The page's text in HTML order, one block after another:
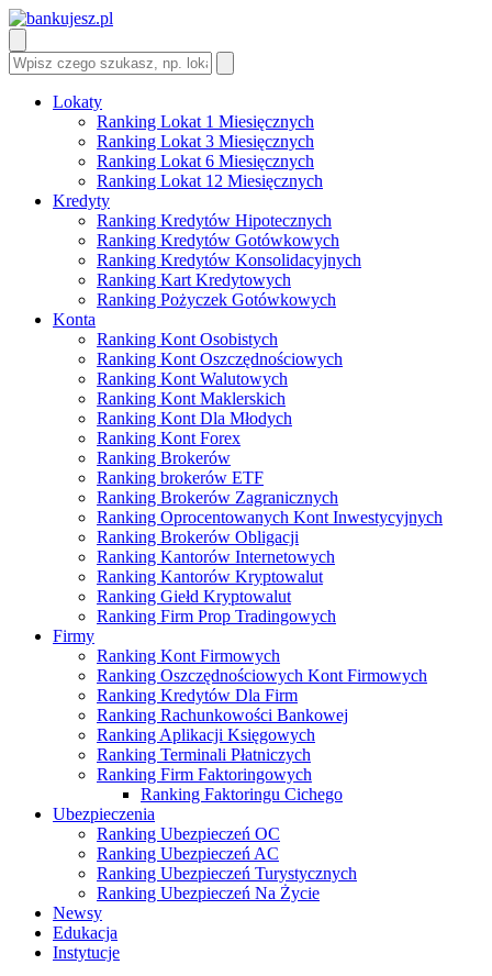
Lokaty
Ranking Lokat 1 Miesięcznych
Ranking Lokat 3 Miesięcznych
Ranking Lokat 6 Miesięcznych
Ranking Lokat 12 Miesięcznych
Kredyty
Ranking Kredytów Hipotecznych
Ranking Kredytów Gotówkowych
Ranking Kredytów Konsolidacyjnych
Ranking Kart Kredytowych
Ranking Pożyczek Gotówkowych
Konta
Ranking Kont Osobistych
Ranking Kont Oszczędnościowych
Ranking Kont Walutowych
Ranking Kont Maklerskich
Ranking Kont Dla Młodych
Ranking Kont Forex
Ranking Brokerów
Ranking brokerów ETF
Ranking Brokerów Zagranicznych
Ranking Oprocentowanych Kont Inwestycyjnych
Ranking Brokerów Obligacji
Ranking Kantorów Internetowych
Ranking Kantorów Kryptowalut
Ranking Giełd Kryptowalut
Ranking Firm Prop Tradingowych
Firmy
Ranking Kont Firmowych
Ranking Oszczędnościowych Kont Firmowych
Ranking Kredytów Dla Firm
Ranking Rachunkowości Bankowej
Ranking Aplikacji Księgowych
Ranking Terminali Płatniczych
Ranking Firm Faktoringowych
Ranking Faktoringu Cichego
Ubezpieczenia
Ranking Ubezpieczeń OC
Ranking Ubezpieczeń AC
Ranking Ubezpieczeń Turystycznych
Ranking Ubezpieczeń Na Życie
Newsy
Edukacja
Instytucje